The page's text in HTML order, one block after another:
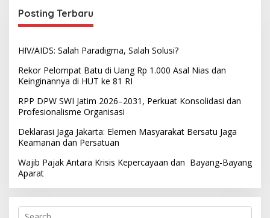
Posting Terbaru
HIV/AIDS: Salah Paradigma, Salah Solusi?
Rekor Pelompat Batu di Uang Rp 1.000 Asal Nias dan
Keinginannya di HUT ke 81 RI
RPP DPW SWI Jatim 2026–2031, Perkuat Konsolidasi dan
Profesionalisme Organisasi
Deklarasi Jaga Jakarta: Elemen Masyarakat Bersatu Jaga
Keamanan dan Persatuan
Wajib Pajak Antara Krisis Kepercayaan dan Bayang-Bayang
Aparat
S